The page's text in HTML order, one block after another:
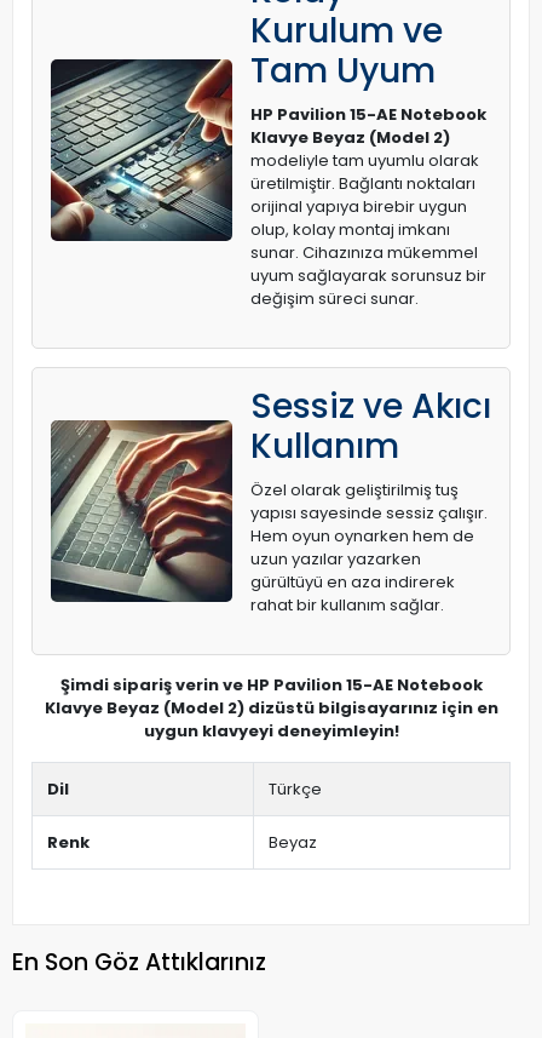
Kurulum ve
Tam Uyum
HP Pavilion 15-AE Notebook
Klavye Beyaz (Model 2)
modeliyle tam uyumlu olarak
üretilmiştir. Bağlantı noktaları
orijinal yapıya birebir uygun
olup, kolay montaj imkanı
sunar. Cihazınıza mükemmel
uyum sağlayarak sorunsuz bir
değişim süreci sunar.
Sessiz ve Akıcı
Kullanım
Özel olarak geliştirilmiş tuş
yapısı sayesinde sessiz çalışır.
Hem oyun oynarken hem de
uzun yazılar yazarken
gürültüyü en aza indirerek
rahat bir kullanım sağlar.
Şimdi sipariş verin ve HP Pavilion 15-AE Notebook
Klavye Beyaz (Model 2) dizüstü bilgisayarınız için en
uygun klavyeyi deneyimleyin!
Dil Türkçe
Renk Beyaz
En Son Göz Attıklarınız